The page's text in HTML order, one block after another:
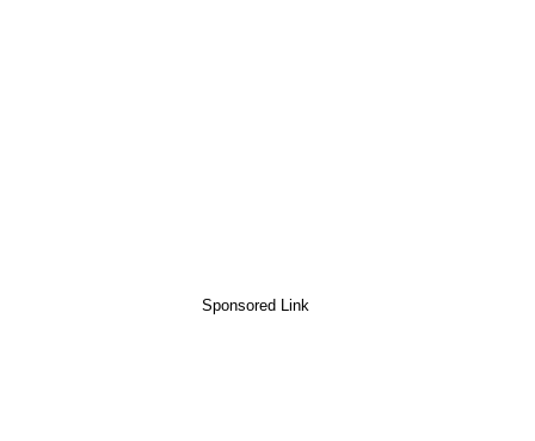
Sponsored Link